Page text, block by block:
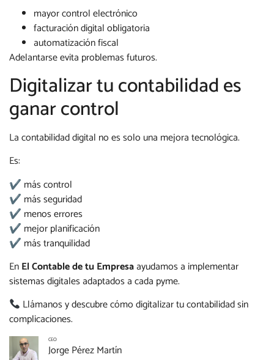
mayor control electrónico
facturación digital obligatoria
automatización fiscal
Adelantarse evita problemas futuros.
Digitalizar tu contabilidad es
ganar control
La contabilidad digital no es solo una mejora tecnológica.
Es:
✔ más control
✔ más seguridad
✔ menos errores
✔ mejor planificación
✔ más tranquilidad
EnEl Contable de tu Empresaayudamos a implementar
sistemas digitales adaptados a cada pyme.
Llámanos y descubre cómo digitalizar tu contabilidad sin
complicaciones.
CEO
Jorge Pérez Martí­n